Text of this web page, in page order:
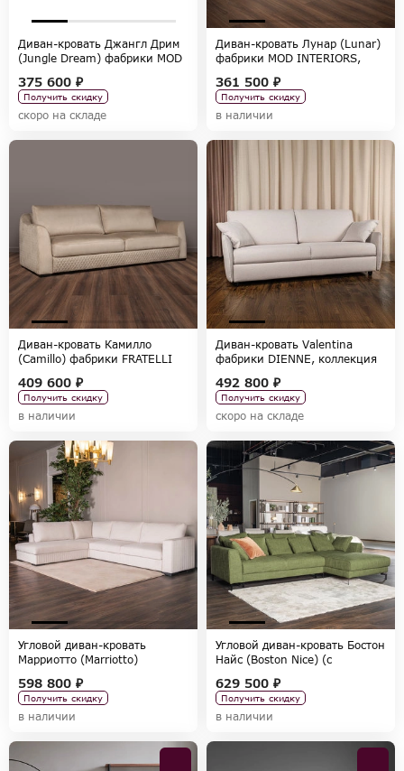
Диван-кровать Джангл Дрим
(Jungle Dream) фабрики MOD
SELECTION
375 600 ₽
Получить скидку
скоро на складе
Диван-кровать Лунар (Lunar)
фабрики MOD INTERIORS,
361 500 ₽
Получить скидку
в наличии
Диван-кровать Камилло
(Camillo) фабрики FRATELLI
409 600 ₽
Получить скидку
в наличии
Диван-кровать Valentina
фабрики DIENNE, коллекция
492 800 ₽
Получить скидку
скоро на складе
Угловой диван-кровать
Марриотто (Marriotto)
коллекция SELECTION
598 800 ₽
Получить скидку
в наличии
Угловой диван-кровать Бостон
Найс (Boston Nice) (c
INTERIORS, коллекция
SELECTION
629 500 ₽
Получить скидку
в наличии